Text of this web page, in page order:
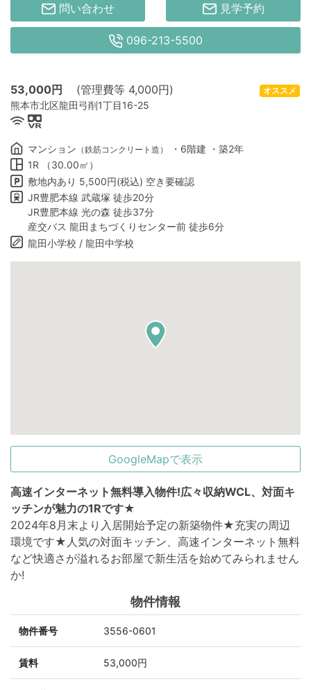
問い合わせ 見学予約
096-213-5500
53,000円 (管理費等 4,000円)
熊本市北区龍田弓削1丁目16-25
オススメ
マンション （鉄筋コンクリート造）
・6階建 ・築2年
1R （30.00㎡）
敷地内あり 5,500円(税込) 空き要確認
JR豊肥本線 武蔵塚 徒歩20分
JR豊肥本線 光の森 徒歩37分
産交バス 龍田まちづくりセンター前 徒歩6分
龍田小学校 / 龍田中学校
GoogleMapで表示
高速インターネット無料導入物件!広々収納WCL、対面キ
ッチンが魅力の1Rです★
2024年8月末より入居開始予定の新築物件★充実の周辺
環境です★人気の対面キッチン、高速インターネット無料
など快適さが溢れるお部屋で新生活を始めてみられません
か!
物件情報
物件番号 3556-0601
賃料 53,000円